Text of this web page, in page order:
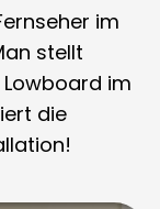
im
stellt
im
die